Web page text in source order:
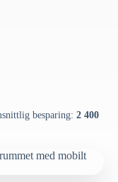
besparing: 2 400